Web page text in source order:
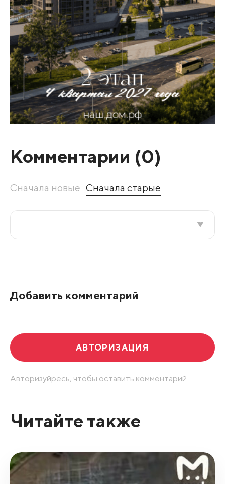
Комментарии (0)
Сначала новые Сначала старые
Добавить комментарий
АВТОРИЗАЦИЯ
Авторизуйресь, чтобы оставить комментарий.
Читайте также